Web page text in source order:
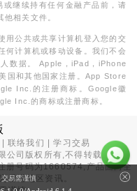
继续持有任何金融产品前，请
相关文件。
用公共或共享计算机登入您的交
何计算机或移动设备。我们不会
数据。 Apple，iPad，iPhone
国和其他国家注册。App Store
Inc.的注册商标。Google徽
Inc.的商标或注册商标。
|联络我们 |学习交易
公司版权所有,不得转载
册号码为1660574,产品面向全
香港地区资讯。
易需谨慎